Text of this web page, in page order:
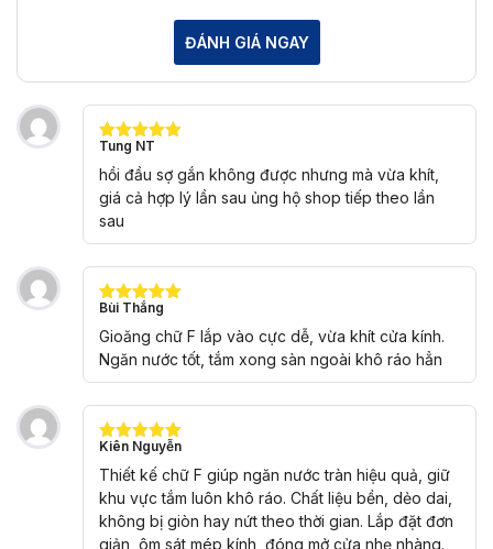
ĐÁNH GIÁ NGAY
Được xếp
hạng5
sao
Tung NT
hồi đầu sợ gắn không được nhưng mà vừa khít,
giá cả hợp lý lần sau ủng hộ shop tiếp theo lần
sau
Được xếp
hạng
sao
Bùi Thắng
Gioăng chữ F lắp vào cực dễ, vừa khít cửa kính.
Ngăn nước tốt, tắm xong sàn ngoài khô ráo hẳn
Được xếp
hạng 5 5
sao
Kiên Nguyễn
Thiết kế chữ F giúp ngăn nước tràn hiệu quả, giữ
khu vực tắm luôn khô ráo. Chất liệu bền, dẻo dai,
không bị giòn hay nứt theo thời gian. Lắp đặt đơn
giản, ôm sát mép kính, đóng mở cửa nhẹ nhàng.